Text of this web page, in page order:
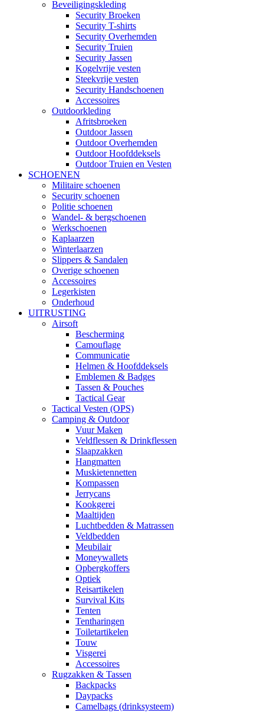
Beveiligingskleding
Security Broeken
Security T-shirts
Security Overhemden
Security Truien
Security Jassen
Kogelvrije vesten
Steekvrije vesten
Security Handschoenen
Accessoires
Outdoorkleding
Afritsbroeken
Outdoor Jassen
Outdoor Overhemden
Outdoor Hoofddeksels
Outdoor Truien en Vesten
SCHOENEN
Militaire schoenen
Security schoenen
Politie schoenen
Wandel- & bergschoenen
Werkschoenen
Kaplaarzen
Winterlaarzen
Slippers & Sandalen
Overige schoenen
Accessoires
Legerkisten
Onderhoud
UITRUSTING
Airsoft
Bescherming
Camouflage
Communicatie
Helmen & Hoofddeksels
Emblemen & Badges
Tassen & Pouches
Tactical Gear
Tactical Vesten (OPS)
Camping & Outdoor
Vuur Maken
Veldflessen & Drinkflessen
Slaapzakken
Hangmatten
Muskietennetten
Kompassen
Jerrycans
Kookgerei
Maaltijden
Luchtbedden & Matrassen
Veldbedden
Meubilair
Moneywallets
Opbergkoffers
Optiek
Reisartikelen
Survival Kits
Tenten
Tentharingen
Toiletartikelen
Touw
Visgerei
Accessoires
Rugzakken & Tassen
Backpacks
Daypacks
Camelbags (drinksysteem)